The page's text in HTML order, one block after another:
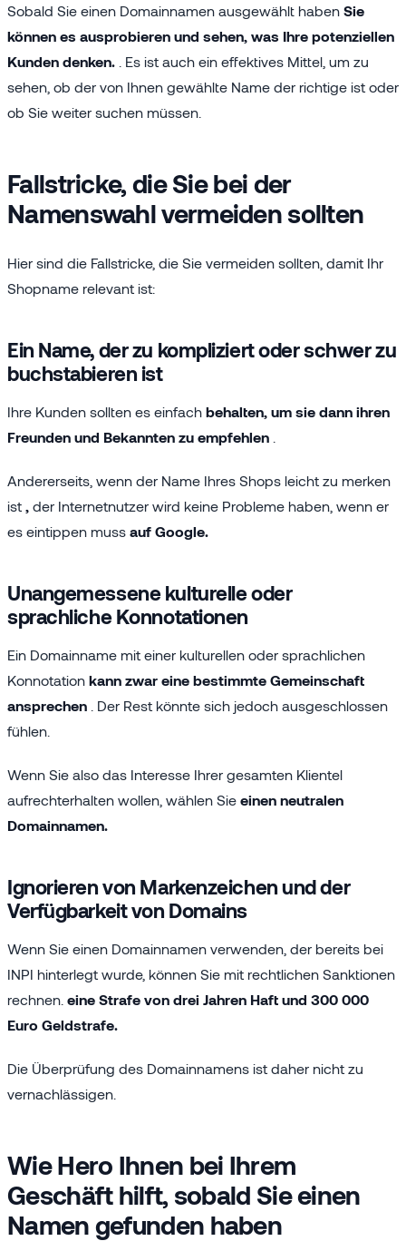
Sobald Sie einen Domainnamen ausgewählt haben Sie
können es ausprobieren und sehen, was Ihre potenziellen
Kunden denken.
. Es ist auch ein effektives Mittel, um zu
sehen, ob der von Ihnen gewählte Name der richtige ist oder
ob Sie weiter suchen müssen.
Fallstricke, die Sie bei der
Namenswahl vermeiden sollten
Hier sind die Fallstricke, die Sie vermeiden sollten, damit Ihr
Shopname relevant ist:
Ein Name, der zu kompliziert oder schwer zu
buchstabieren ist
Ihre Kunden sollten es einfach behalten, um sie dann ihren
Freunden und Bekannten zu empfehlen
Andererseits, wenn der Name Ihres Shops leicht zu merken
ist
der Internetnutzer wird keine Probleme haben, wenn er
es eintippen muss auf Google.
Unangemessene kulturelle oder
sprachliche Konnotationen
Ein Domainname mit einer kulturellen oder sprachlichen
Konnotation kann zwar eine bestimmte Gemeinschaft
ansprechen
. Der Rest könnte sich jedoch ausgeschlossen
fühlen.
Wenn Sie also das Interesse Ihrer gesamten Klientel
aufrechterhalten wollen, wählen Sie einen neutralen
Domainnamen.
Ignorieren von Markenzeichen und der
Verfügbarkeit von Domains
Wenn Sie einen Domainnamen verwenden, der bereits bei
INPI hinterlegt wurde, können Sie mit rechtlichen Sanktionen
rechnen. eine Strafe von drei Jahren Haft und 300 000
Euro Geldstrafe.
Die Überprüfung des Domainnamens ist daher nicht zu
vernachlässigen.
Wie Hero Ihnen bei Ihrem
Geschäft hilft, sobald Sie einen
Namen gefunden haben